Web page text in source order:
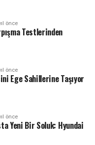
önce
Testlerinden
önce
Ege Sahillerine Taşıyor
önce
Yeni Bir Soluk: Hyundai